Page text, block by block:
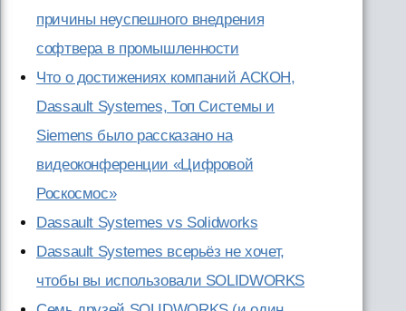
причины неуспешного внедрения
софтвера в промышленности
Что о достижениях компаний АСКОН,
Dassault Systemes, Топ Системы и
Siemens было рассказано на
видеоконференции «Цифровой
Роскосмос»
Dassault Systemes vs Solidworks
Dassault Systemes всерьёз не хочет,
чтобы вы использовали SOLIDWORKS